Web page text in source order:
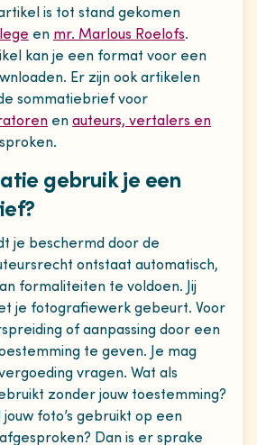
is tot stand gekomen
en mr. Marlous Roelofs.
kan je een format voor een
Er zijn ook artikelen
sommatiebrief voor
en auteurs, vertalers en
gebruik je een
je beschermd door de
ontstaat automatisch,
formaliteiten te voldoen. Jij
je fotografiewerk gebeurt. Voor
of aanpassing door een
te geven. Je mag
vragen. Wat als
zonder jouw toestemming?
foto’s gebruikt op een
Dan is er sprake